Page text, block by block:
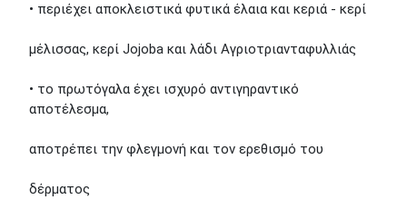
• περιέχει αποκλειστικά φυτικά έλαια και κεριά - κερί
μέλισσας, κερί Jojoba και λάδι Αγριοτριανταφυλλιάς
• το πρωτόγαλα έχει ισχυρό αντιγηραντικό
αποτέλεσμα,
αποτρέπει την φλεγμονή και τον ερεθισμό του
δέρματος